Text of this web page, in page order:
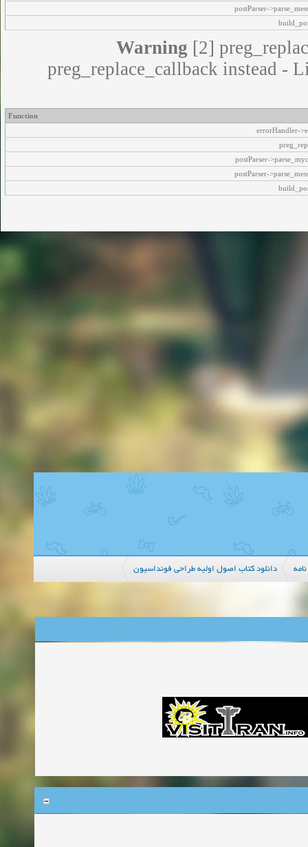
postParser-
Warning [2]
preg_replace_callback instead -
Function
errorHandler-
postParser-
postParser-
دانلود کتاب اصول اولیه طراحی فونداسیون